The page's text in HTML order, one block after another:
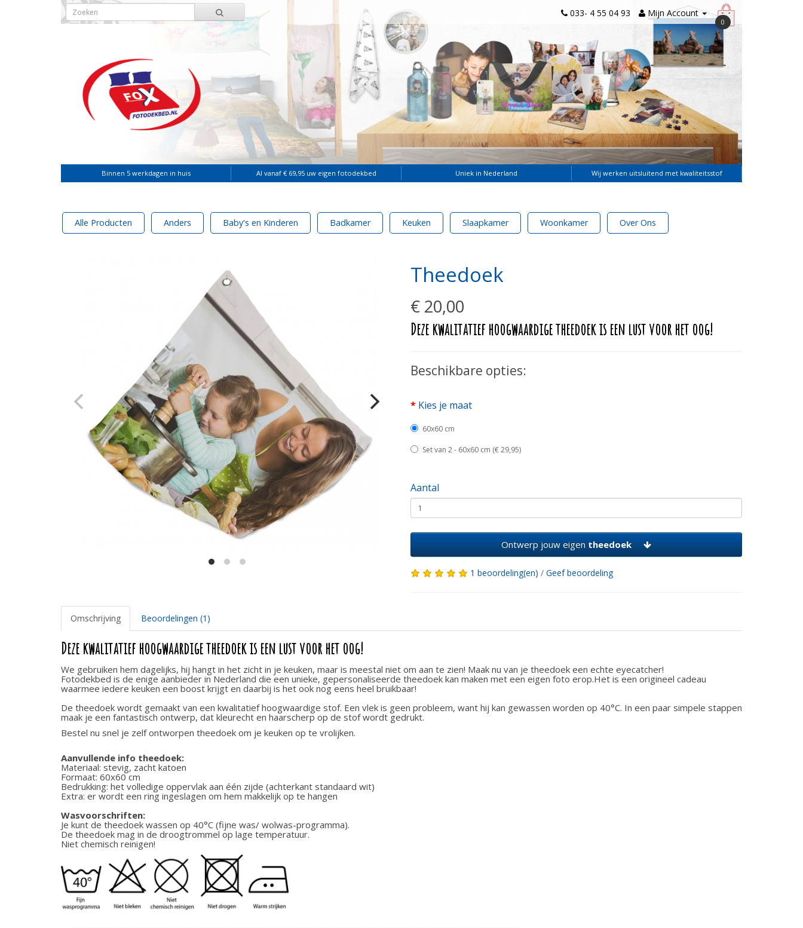
033- 4 55 04 93 Mijn Account
0
Binnen 5 werkdagen in huis Al vanaf € 69,95 uw eigen fotodekbed Uniek in Nederland Wij werken uitsluitend met kwaliteitsstof
Alle Producten Anders Baby's en Kinderen Badkamer Keuken Slaapkamer Woonkamer Over Ons
Theedoek
€ 20,00
Deze kwalitatief hoogwaardige theedoek is een lust voor het oog!
Beschikbare opties:
Kies je maat
60x60 cm
Set van 2 - 60x60 cm (€ 29,95)
Aantal
Ontwerp jouw eigen theedoek
1 beoordeling(en) / Geef beoordeling
Omschrijving Beoordelingen (1)
Deze kwalitatief hoogwaardige theedoek is een lust voor het oog!
We gebruiken hem dagelijks, hij hangt in het zicht in je keuken, maar is meestal niet om aan te zien! Maak nu van je theedoek een echte eyecatcher!
Fotodekbed is de enige aanbieder in Nederland die een unieke, gepersonaliseerde theedoek kan maken met een eigen foto erop.Het is een origineel cadeau
waarmee iedere keuken een boost krijgt en daarbij is het ook nog eens heel bruikbaar!
De theedoek wordt gemaakt van een kwalitatief hoogwaardige stof. Een vlek is geen probleem, want hij kan gewassen worden op 40°C. In een paar simpele stappen
maak je een fantastisch ontwerp, dat kleurecht en haarscherp op de stof wordt gedrukt.
Bestel nu snel je zelf ontworpen theedoek om je keuken op te vrolijken.
Aanvullende info theedoek:
Materiaal: stevig, zacht katoen
Formaat: 60x60 cm
Bedrukking: het volledige oppervlak aan één zijde (achterkant standaard wit)
Extra: er wordt een ring ingeslagen om hem makkelijk op te hangen
Wasvoorschriften:
Je kunt de theedoek wassen op 40°C (fijne was/ wolwas-programma).
De theedoek mag in de droogtrommel op lage temperatuur.
Niet chemisch reinigen!